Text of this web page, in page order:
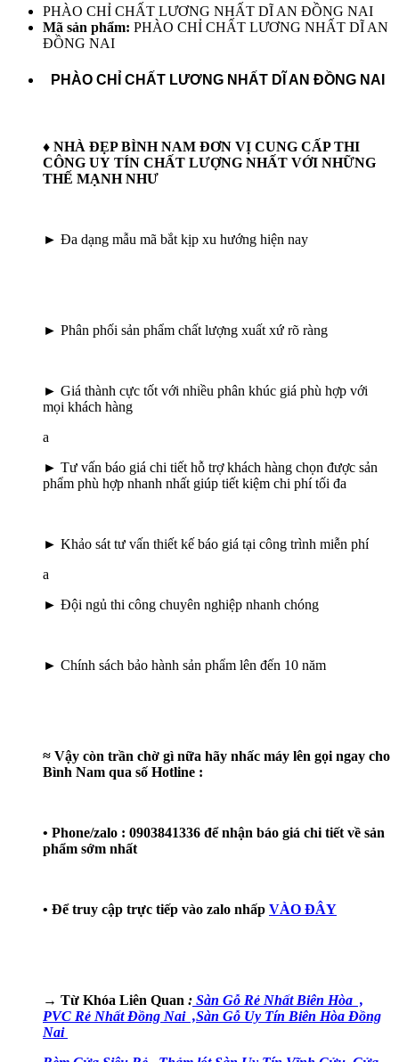
PHÀO CHỈ CHẤT LƯƠNG NHẤT DĨ AN ĐỒNG NAI
Mã sản phẩm: PHÀO CHỈ CHẤT LƯƠNG NHẤT DĨ AN
ĐỒNG NAI
PHÀO CHỈ CHẤT LƯƠNG NHẤT DĨ AN ĐỒNG NAI
♦ NHÀ ĐẸP BÌNH NAM ĐƠN VỊ CUNG CẤP THI
CÔNG UY TÍN CHẤT LƯỢNG NHẤT VỚI NHỮNG
THẾ MẠNH NHƯ
► Đa dạng mẫu mã bắt kịp xu hướng hiện nay
► Phân phối sản phẩm chất lượng xuất xứ rõ ràng
► Giá thành cực tốt với nhiều phân khúc giá phù hợp với
mọi khách hàng
a
► Tư vấn báo giá chi tiết hỗ trợ khách hàng chọn được sản
phẩm phù hợp nhanh nhất giúp tiết kiệm chi phí tối đa
► Khảo sát tư vấn thiết kế báo giá tại công trình miễn phí
a
► Đội ngủ thi công chuyên nghiệp nhanh chóng
► Chính sách bảo hành sản phẩm lên đến 10 năm
≈ Vậy còn trần chờ gì nữa hãy nhấc máy lên gọi ngay cho
Bình Nam qua số Hotline :
• Phone/zalo : 0903841336 để nhận báo giá chi tiết về sản
phẩm sớm nhất
• Để truy cập trực tiếp vào zalo nhấp VÀO ĐÂY
→ Từ Khóa Liên Quan : Sàn Gỗ Rẻ Nhất Biên Hòa ,
PVC Rẻ Nhất Đồng Nai ,Sàn Gỗ Uy Tín Biên Hòa Đồng
Nai